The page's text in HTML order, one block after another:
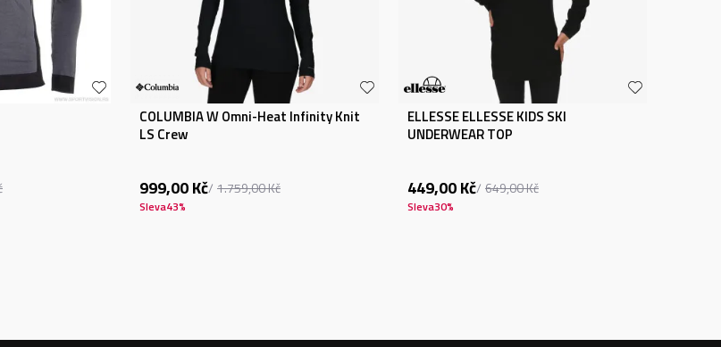
COLUMBIA W Omni-Heat Infinity Knit
LS Crew
999,00Kč 1.759,00Kč
Sleva43%
ELLESSE ELLESSE KIDS SKI
UNDERWEAR TOP
449,00Kč 649,00Kč
Sleva30%